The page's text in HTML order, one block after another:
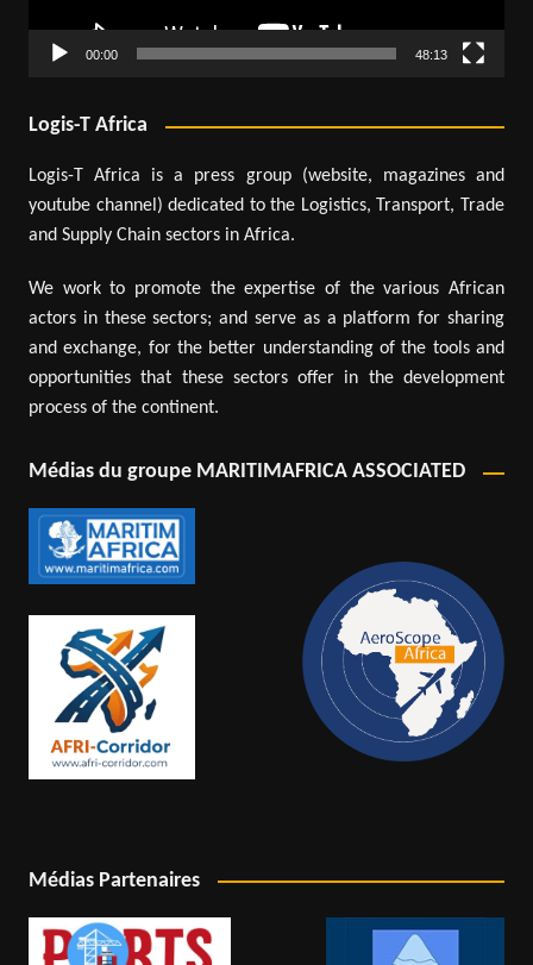
00:00 48:13
Logis-T Africa
Logis-T Africa is a press group (website, magazines and
youtube channel) dedicated to the Logistics, Transport, Trade
and Supply Chain sectors in Africa.
We work to promote the expertise of the various African
actors in these sectors; and serve as a platform for sharing
and exchange, for the better understanding of the tools and
opportunities that these sectors offer in the development
process of the continent.
Médias du groupe MARITIMAFRICA ASSOCIATED
Médias Partenaires